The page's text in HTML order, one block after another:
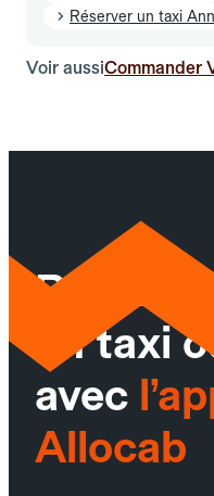
Réserver un taxi
Voir aussiCommander
un taxi
avec
Allocab